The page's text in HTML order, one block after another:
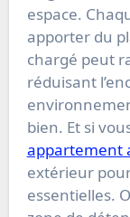
espace.
apporter du
chargé peut
réduisant
bien. Et si
appartement
extérieur
essentielles.